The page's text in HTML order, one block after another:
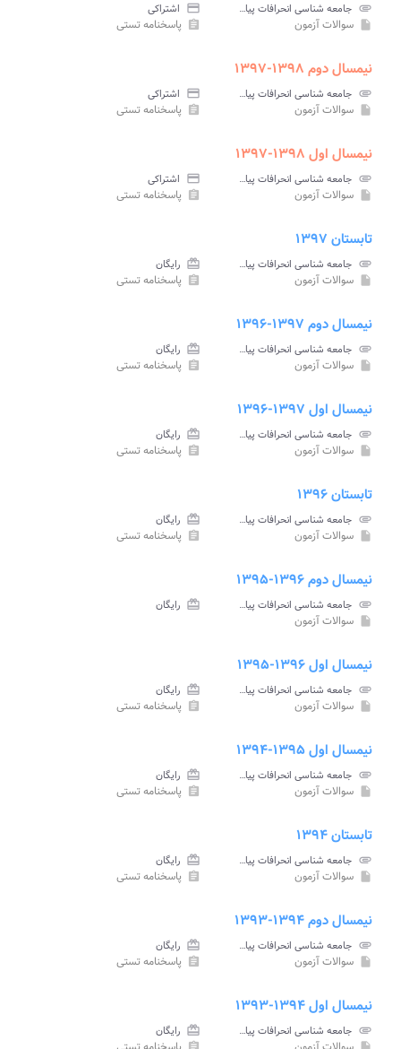
attachment جامعه شناسی انحرافات پیام نور credit_card اشتراکی
insert_drive_file سوالات آزمون assignment پاسخنامه تستی
نیمسال دوم ۱۳۹۸-۱۳۹۷
attachment جامعه شناسی انحرافات پیام نور credit_card اشتراکی
insert_drive_file سوالات آزمون assignment پاسخنامه تستی
نیمسال اول ۱۳۹۸-۱۳۹۷
attachment جامعه شناسی انحرافات پیام نور credit_card اشتراکی
insert_drive_file سوالات آزمون assignment پاسخنامه تستی
تابستان ۱۳۹۷
attachment جامعه شناسی انحرافات پیام نور card_giftcard رایگان
insert_drive_file سوالات آزمون assignment پاسخنامه تستی
نیمسال دوم ۱۳۹۷-۱۳۹۶
attachment جامعه شناسی انحرافات پیام نور card_giftcard رایگان
insert_drive_file سوالات آزمون assignment پاسخنامه تستی
نیمسال اول ۱۳۹۷-۱۳۹۶
attachment جامعه شناسی انحرافات پیام نور card_giftcard رایگان
insert_drive_file سوالات آزمون assignment پاسخنامه تستی
تابستان ۱۳۹۶
attachment جامعه شناسی انحرافات پیام نور card_giftcard رایگان
insert_drive_file سوالات آزمون assignment پاسخنامه تستی
نیمسال دوم ۱۳۹۶-۱۳۹۵
attachment جامعه شناسی انحرافات پیام نور card_giftcard رایگان
insert_drive_file سوالات آزمون
نیمسال اول ۱۳۹۶-۱۳۹۵
attachment جامعه شناسی انحرافات پیام نور card_giftcard رایگان
insert_drive_file سوالات آزمون assignment پاسخنامه تستی
نیمسال اول ۱۳۹۵-۱۳۹۴
attachment جامعه شناسی انحرافات پیام نور card_giftcard رایگان
insert_drive_file سوالات آزمون assignment پاسخنامه تستی
تابستان ۱۳۹۴
attachment جامعه شناسی انحرافات پیام نور card_giftcard رایگان
insert_drive_file سوالات آزمون assignment پاسخنامه تستی
نیمسال دوم ۱۳۹۴-۱۳۹۳
attachment جامعه شناسی انحرافات پیام نور card_giftcard رایگان
insert_drive_file سوالات آزمون assignment پاسخنامه تستی
نیمسال اول ۱۳۹۴-۱۳۹۳
attachment جامعه شناسی انحرافات پیام نور card_giftcard رایگان